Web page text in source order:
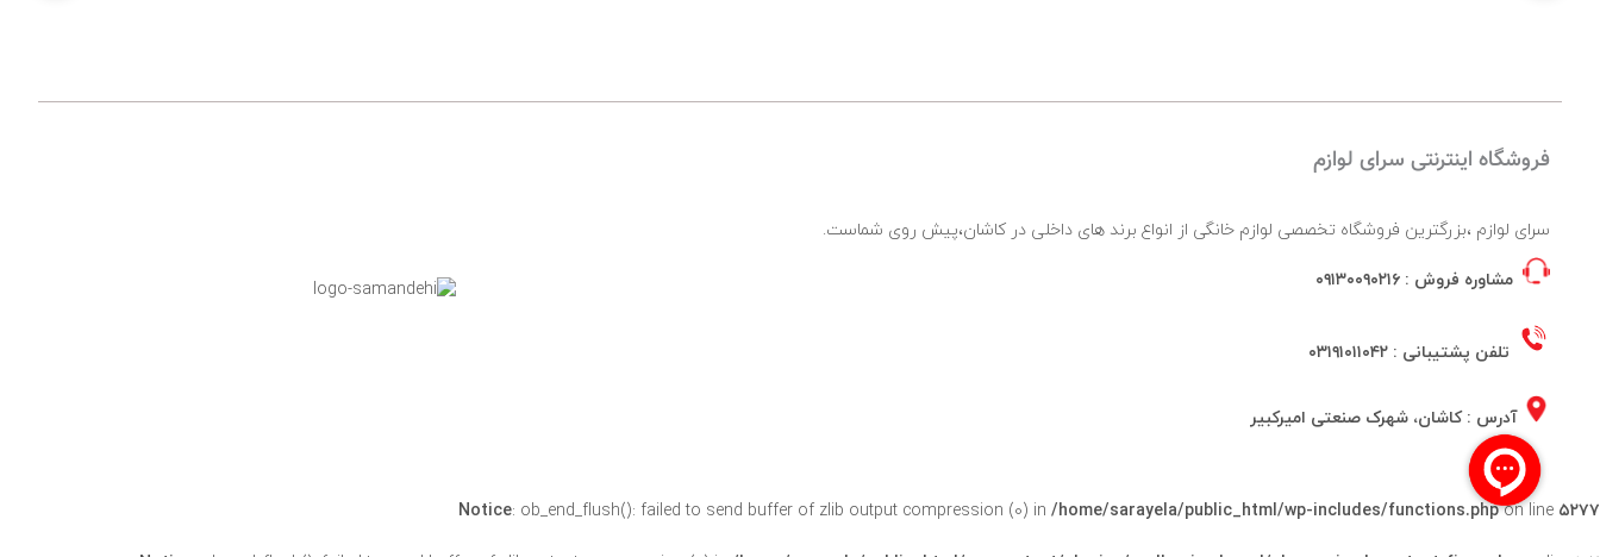
فروشگاه اینترنتی سرای لوازم
سرای لوازم ،بزرگترین فروشگاه تخصصی لوازم خانگی از انواع برند های داخلی در کاشان،پیش روی شماست.
مشاوره فروش : ۰۹۱۳۰۰۹۰۲۱۶
تلفن پشتیبانی : ۰۳۱۹۱۰۱۱۰۴۲
آدرس : کاشان، شهرک صنعتی امیرکبیر
Notice: ob_end_flush(): failed to send buffer of zlib output compression (0) in /home/sarayela/public_html/wp-includes/functions.phpon line ۵۲۷۷